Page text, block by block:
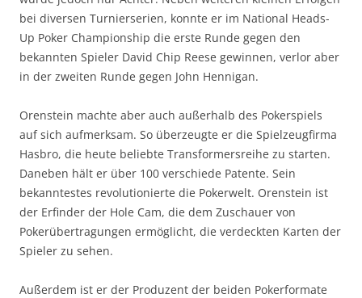
bei diversen Turnierserien, konnte er im National Heads-
Up Poker Championship die erste Runde gegen den
bekannten Spieler David Chip Reese gewinnen, verlor aber
in der zweiten Runde gegen John Hennigan.
Orenstein machte aber auch außerhalb des Pokerspiels
auf sich aufmerksam. So überzeugte er die Spielzeugfirma
Hasbro, die heute beliebte Transformersreihe zu starten.
Daneben hält er über 100 verschiede Patente. Sein
bekanntestes revolutionierte die Pokerwelt. Orenstein ist
der Erfinder der Hole Cam, die dem Zuschauer von
Pokerübertragungen ermöglicht, die verdeckten Karten der
Spieler zu sehen.
Außerdem ist er der Produzent der beiden Pokerformate